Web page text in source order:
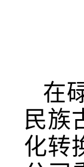
在
民族
化转